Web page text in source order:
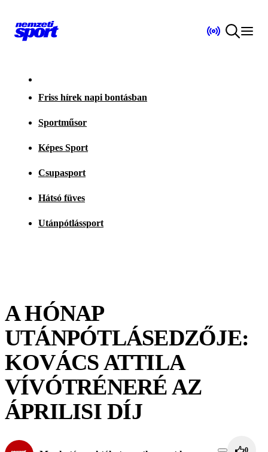
Friss hírek napi bontásban
Sportműsor
Képes Sport
Csupasport
Hátsó füves
Utánpótlássport
A HÓNAP
UTÁNPÓTLÁSEDZŐJE:
KOVÁCS ATTILA
VÍVÓTRÉNERÉ AZ
ÁPRILISI DÍJ
0